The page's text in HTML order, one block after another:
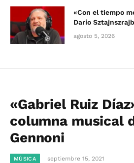
«Con el tiempo
Darío
agosto 5, 2026
«Gabriel Ruiz
columna musical
Gennoni
MÚSICA septiembre 15, 2021